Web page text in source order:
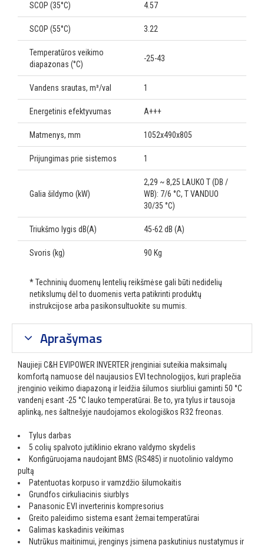
SCOP (35°C) 4.57
SCOP (55°C) 3.22
Temperatūros veikimo
diapazonas (°C)
-25-43
Vandens srautas, m³/val 1
Energetinis efektyvumas A+++
Matmenys, mm 1052x490x805
Prijungimas prie sistemos 1
Galia šildymo (kW)
2,29 ~ 8,25 LAUKO T (DB /
WB): 7/6 °C, T VANDUO
30/35 °C)
Triukšmo lygis dB(A) 45-62 dB (A)
Svoris (kg) 90 Kg
* Techninių duomenų lentelių reikšmėse gali būti nedidelių
netikslumų dėl to duomenis verta patikrinti produktų
instrukcijose arba pasikonsultuokite su mumis.
Aprašymas
Naujieji C&H EVIPOWER INVERTER įrenginiai suteikia maksimalų
komfortą namuose dėl naujausios EVI technologijos, kuri praplečia
įrenginio veikimo diapazoną ir leidžia šilumos siurbliui gaminti 50 °C
vandenį esant -25 °C lauko temperatūrai. Be to, yra tylus ir tausoja
aplinką, nes šaltnešyje naudojamos ekologiškos R32 freonas.
Tylus darbas
5 colių spalvoto jutiklinio ekrano valdymo skydelis
Konfigūruojama naudojant BMS (RS485) ir nuotolinio valdymo
pultą
Patentuotas korpuso ir vamzdžio šilumokaitis
Grundfos cirkuliacinis siurblys
Panasonic EVI inverterinis kompresorius
Greito paleidimo sistema esant žemai temperatūrai
Galimas kaskadinis veikimas
Nutrūkus maitinimui, įrenginys įsimena paskutinius nustatymus ir